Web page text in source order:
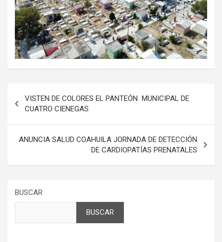
de
entradas
VISTEN DE COLORES EL PANTEÓN MUNICIPAL DE
CUATRO CIENEGAS
ANUNCIA SALUD COAHUILA JORNADA DE DETECCIÓN
DE CARDIOPATÍAS PRENATALES
BUSCAR
BUSCAR